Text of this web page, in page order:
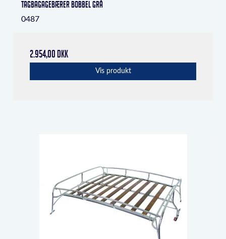
Tagbagagebærer Bobbel grå
0487
2.954,00 DKK
Vis produkt